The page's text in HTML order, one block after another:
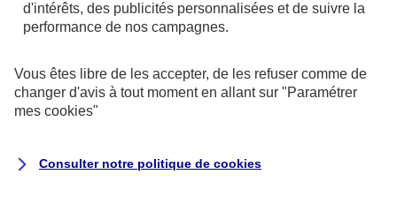
AXA Assistance France Assurances,
S.A au capital de 51 429 430,40 €,
Siège social :
8-10, rue Paul Vaillant Couturier
d'intérêts, des publicités personnalisées et de suivre la
performance de nos campagnes.
Vous êtes libre de les accepter, de les refuser comme de
changer d'avis à tout moment en allant sur "Paramétrer
mes cookies"
Consulter notre politique de cookies